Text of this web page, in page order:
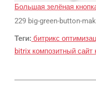
Большая зелёная
229 big-green-button-
Теги: битрикс
bitrix композитный сайт
AI Automation
Разработка сайтов
CMS 1C-Bitrix
Цифра и офсет
Широкий формат
Телевидение
Аудио и звукозапись